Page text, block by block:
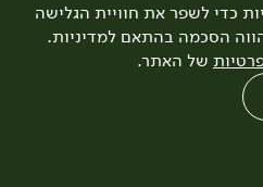
כדי לשפר את חוויית הגלישה
הסכמה בהתאם למדיניות.
של האתר.
עיצוב:3bearsפיתוח:Quatro